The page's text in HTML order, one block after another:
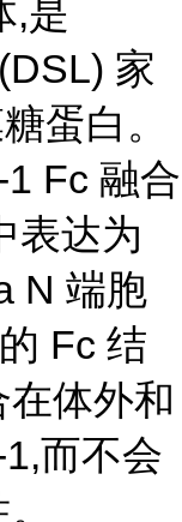
,是
家
蛋白。
Fc 融合
表达为
N 端胞
Fc 结
体外和
而不会